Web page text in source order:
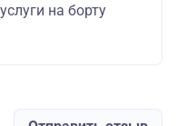
на борту